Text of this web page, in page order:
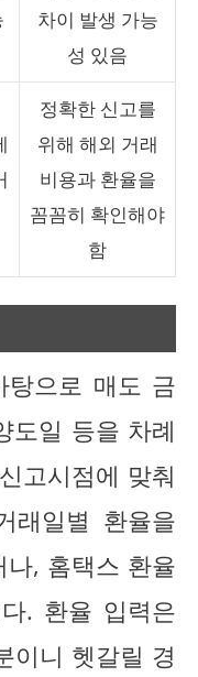
차이 발생 가능
성 있음
정확한 신고를
위해 해외 거래
비용과 환율을
꼼꼼히 확인해야
함
으로 매도 금
도일 등을 차례
고시점에 맞춰
래일별 환율을
, 홈택스 환율
. 환율 입력은
이니 헷갈릴 경